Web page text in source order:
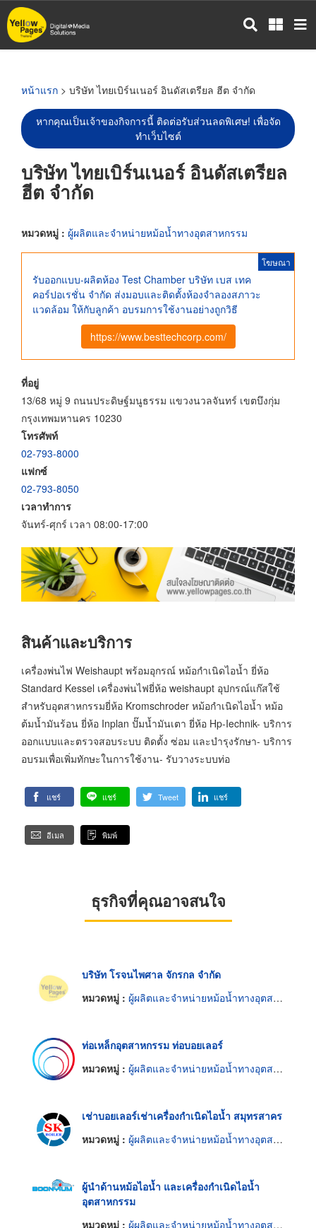
ข้าม
ไป
หน้าแรก > บริษัท ไทยเบิร์นเนอร์ อินดัสเตรียล ฮีต จำกัด
หากคุณเป็นเจ้าของกิจการนี้ ติดต่อรับส่วนลดพิเศษ! เพื่อจัด
ทำเว็บไซต์
บริษัท ไทยเบิร์นเนอร์ อินดัสเตรียล
ฮีต จำกัด
หมวดหมู่ : ผู้ผลิตและจำหน่ายหม้อน้ำทางอุตสาหกรรม
โฆษณา
รับออกแบบ-ผลิตห้อง Test Chamber บริษัท เบส เทค
คอร์ปอเรชั่น จำกัด ส่งมอบและติดตั้งห้องจำลองสภาวะ
แวดล้อม ให้กับลูกค้า อบรมการใช้งานอย่างถูกวิธี
https://www.besttechcorp.com/
ที่อยู่
13/68 หมู่ 9 ถนนประดิษฐ์มนูธรรม แขวงนวลจันทร์ เขตบึงกุ่ม
กรุงเทพมหานคร 10230
โทรศัพท์
02-793-8000
แฟกซ์
02-793-8050
เวลาทำการ
จันทร์-ศุกร์ เวลา 08:00-17:00
สินค้าและบริการ
เครื่องพ่นไฟ Weishaupt พร้อมอุกรณ์ หม้อกำเนิดไอน้ำ ยี่ห้อ
Standard Kessel เครื่องพ่นไฟยี่ห้อ weishaupt อุปกรณ์แก๊สใช้
สำหรับอุตสาหกรรมยี่ห้อ Kromschroder หม้อกำเนิดไอน้ำ หม้อ
ต้มน้ำมันร้อน ยี่ห้อ Inplan ปั๊มน้ำมันเตา ยี่ห้อ Hp-Iechnik- บริการ
ออกแบบและตรวจสอบระบบ ติดตั้ง ซ่อม และบำรุงรักษา- บริการ
อบรมเพื่อเพิ่มทักษะในการใช้งาน- รับวางระบบท่อ
แชร์ แชร์ Tweet แชร์
อีเมล พิมพ์
ธุรกิจที่คุณอาจสนใจ
บริษัท โรจนไพศาล จักรกล จำกัด
หมวดหมู่ : ผู้ผลิตและจำหน่ายหม้อน้ำทางอุตสาหกรรม
ท่อเหล็กอุตสาหกรรม ท่อบอยเลอร์
หมวดหมู่ : ผู้ผลิตและจำหน่ายหม้อน้ำทางอุตสาหกรรม
เช่าบอยเลอร์เช่าเครื่องกำเนิดไอน้ำ สมุทรสาคร
หมวดหมู่ : ผู้ผลิตและจำหน่ายหม้อน้ำทางอุตสาหกรรม
ผู้นำด้านหม้อไอน้ำ และเครื่องกำเนิดไอน้ำ
อุตสาหกรรม
หมวดหมู่ : ผู้ผลิตและจำหน่ายหม้อน้ำทางอุตสาหกรรม